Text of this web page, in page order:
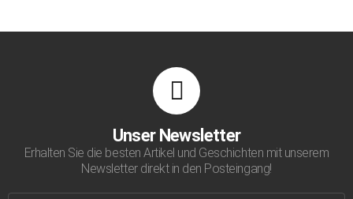
Unser Newsletter
Erhalten Sie die besten Artikel und Geschichten mit unserem
Newsletter direkt in den Posteingang!